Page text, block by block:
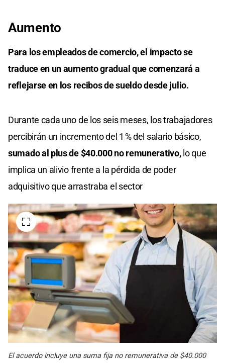
Aumento
Para los empleados de comercio, el impacto se
traduce en un aumento gradual que comenzará a
reflejarse en los recibos de sueldo desde julio.
Durante cada uno de los seis meses, los trabajadores
percibirán un incremento del 1 % del salario básico,
sumado al plus de $40.000 no remunerativo,lo que
implica un alivio frente a la pérdida de poder
adquisitivo que arrastraba el sector
El acuerdo incluye una suma fija no remunerativa de $40.000